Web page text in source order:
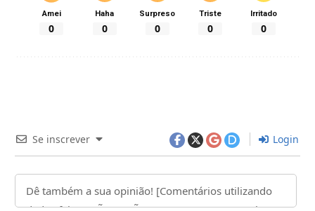
Amei
0
Haha
0
Surpreso
0
Triste
0
Irritado
0
Se inscrever Login